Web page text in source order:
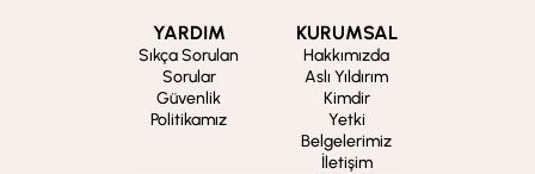
YARDIM
Sıkça Sorulan
Sorular
Güvenlik
Politikamız
KURUMSAL
Hakkımızda
Aslı Yıldırım
Kimdir
Yetki
Belgelerimiz
İletişim